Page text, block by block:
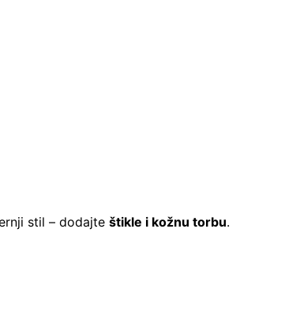
stil – dodajte štikle i kožnu torbu.